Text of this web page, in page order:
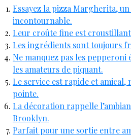
Essayez la pizza Margherita, un
incontournable.
Leur croûte fine est
Les ingrédients sont toujours
Ne manquez pas les pepperoni
les amateurs de piquant.
Le service est rapide et amical,
pointe.
La décoration rappelle
Brooklyn.
Parfait pour une sortie entre